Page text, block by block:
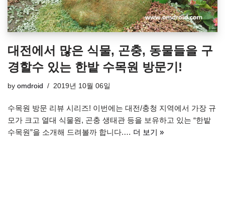
대전에서 많은 식물, 곤충, 동물들을 구
경할수 있는 한밭 수목원 방문기!
by omdroid 2019년 10월 06일
수목원 방문 리뷰 시리즈! 이번에는 대전/충청 지역에서 가장 규
모가 크고 열대 식물원, 곤충 생태관 등을 보유하고 있는 “한밭
수목원”을 소개해 드려볼까 합니다.… 더 보기 »